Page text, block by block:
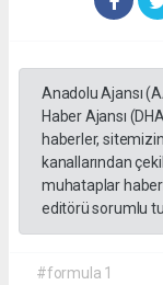
Anadolu Ajansı
Haber Ajansı
haberler,
kanallarından
muhataplar
editörü sorumlu
#formula 1